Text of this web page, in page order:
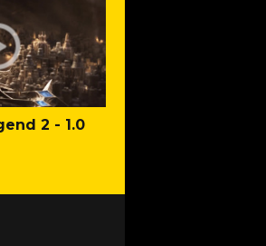
2 - 1.0